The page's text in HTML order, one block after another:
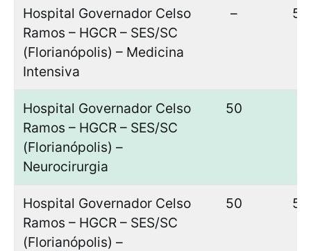
Hospital Governador Celso
Ramos – HGCR – SES/SC
(Florianópolis) – Medicina
Intensiva
– 50
Hospital Governador Celso
Ramos – HGCR – SES/SC
(Florianópolis) –
Neurocirurgia
50
Hospital Governador Celso
Ramos – HGCR – SES/SC
(Florianópolis) –
50 50